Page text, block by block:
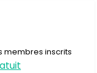
membres inscrits